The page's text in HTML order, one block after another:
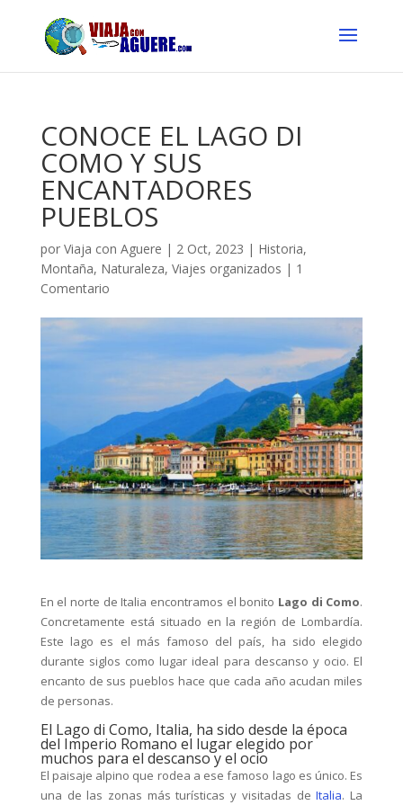
CONOCE EL LAGO DI
COMO Y SUS
ENCANTADORES
PUEBLOS
por Viaja con Aguere | 2 Oct, 2023 | Historia,
Montaña, Naturaleza, Viajes organizados | 1
Comentario
En el norte de Italia encontramos el bonito Lago di Como.
Concretamente está situado en la región de Lombardía.
Este lago es el más famoso del país, ha sido elegido
durante siglos como lugar ideal para descanso y ocio. El
encanto de sus pueblos hace que cada año acudan miles
de personas.
El Lago di Como, Italia, ha sido desde la época
del Imperio Romano el lugar elegido por
muchos para el descanso y el ocio
El paisaje alpino que rodea a ese famoso lago es único. Es
una de las zonas más turísticas y visitadas deItalia. La